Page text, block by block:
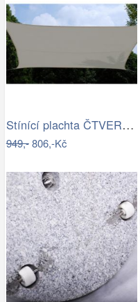
Stínící plachta ČTVEREC Rojaplast
949,-806,-Kč